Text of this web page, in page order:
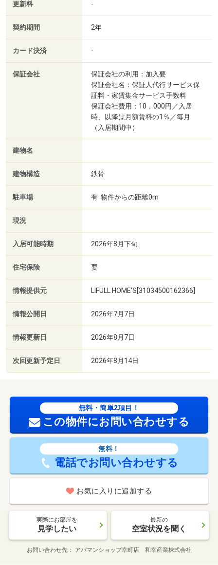
更新料 -
契約期間 2年
カード決済 -
保証会社
保証会社の利用：加入要
保証会社名：保証人代行サービス保
証料・家賃集金サービス手数料
保証会社費用：10，000円／入居
時、以降は月額賃料の1％／毎月
（入居期間中）
建物名
建物構造 鉄骨
駐車場 有 物件からの距離0m
現況
入居可能時期 2026年8月下旬
住宅保険 要
情報提供元 LIFULL HOME'S[31034500162366]
情報公開日 2026年7月7日
情報更新日 2026年8月7日
次回更新予定日 2026年8月14日
無料・簡単2項目！
この物件にお問い合わせする
無料！
電話でお問い合わせする
お気に入りに追加する
実際にお部屋を
見学したい
最新の
空室状況を聞く
お問い合わせ先 アパマンショップ幸町店 和幸産業株式会社